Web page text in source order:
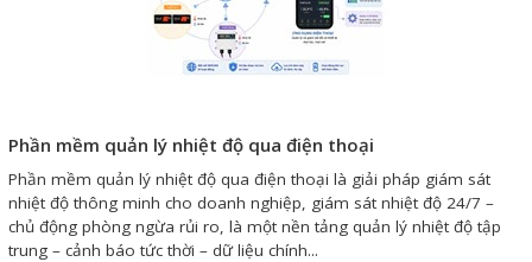
Phần mềm quản lý nhiệt độ qua điện thoại
Phần mềm quản lý nhiệt độ qua điện thoại là giải pháp giám sát
nhiệt độ thông minh cho doanh nghiệp, giám sát nhiệt độ 24/7 –
chủ động phòng ngừa rủi ro, là một nền tảng quản lý nhiệt độ tập
trung – cảnh báo tức thời – dữ liệu chính...
Giải pháp quản lý bằng mã
Bảng Led hiển thị nhiệt độ
độ ẩm